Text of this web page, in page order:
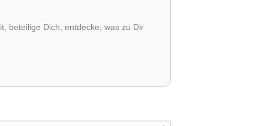
beteilige Dich, entdecke, was zu Dir